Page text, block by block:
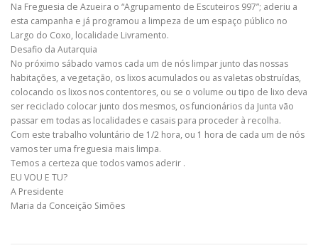
Na Freguesia de Azueira o “Agrupamento de Escuteiros 997”; aderiu a
esta campanha e já programou a limpeza de um espaço público no
Largo do Coxo, localidade Livramento.
Desafio da Autarquia
No próximo sábado vamos cada um de nós limpar junto das nossas
habitações, a vegetação, os lixos acumulados ou as valetas obstruídas,
colocando os lixos nos contentores, ou se o volume ou tipo de lixo deva
ser reciclado colocar junto dos mesmos, os funcionários da Junta vão
passar em todas as localidades e casais para proceder à recolha.
Com este trabalho voluntário de 1/2 hora, ou 1 hora de cada um de nós
vamos ter uma freguesia mais limpa.
Temos a certeza que todos vamos aderir .
EU VOU E TU?
A Presidente
Maria da Conceição Simões